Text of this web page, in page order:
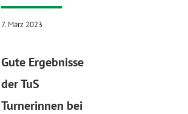
7. März 2023
Gute Ergebnisse
der TuS
Turnerinnen bei